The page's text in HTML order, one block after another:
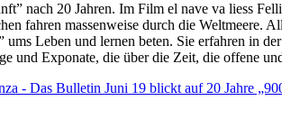
nach 20 Jahren. Im Film el nave va liess
fahren massenweise durch die Weltmeere.
ums Leben und lernen beten. Sie erfahren in
und Exponate, die über die Zeit, die offene
- Das Bulletin Juni 19 blickt auf 20 Jahre